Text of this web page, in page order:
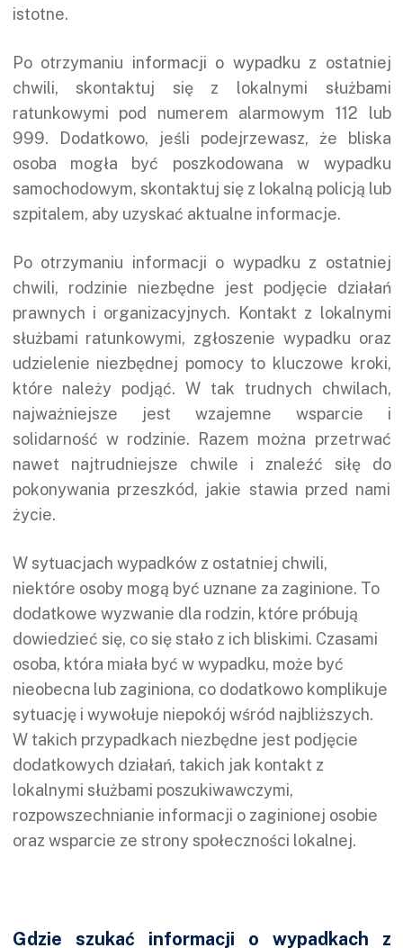
istotne.
Po otrzymaniu informacji o wypadku z ostatniej
chwili, skontaktuj się z lokalnymi służbami
ratunkowymi pod numerem alarmowym 112 lub
999. Dodatkowo, jeśli podejrzewasz, że bliska
osoba mogła być poszkodowana w wypadku
samochodowym, skontaktuj się z lokalną policją lub
szpitalem, aby uzyskać aktualne informacje.
Po otrzymaniu informacji o wypadku z ostatniej
chwili, rodzinie niezbędne jest podjęcie działań
prawnych i organizacyjnych. Kontakt z lokalnymi
służbami ratunkowymi, zgłoszenie wypadku oraz
udzielenie niezbędnej pomocy to kluczowe kroki,
które należy podjąć. W tak trudnych chwilach,
najważniejsze jest wzajemne wsparcie i
solidarność w rodzinie. Razem można przetrwać
nawet najtrudniejsze chwile i znaleźć siłę do
pokonywania przeszkód, jakie stawia przed nami
życie.
W sytuacjach wypadków z ostatniej chwili,
niektóre osoby mogą być uznane za zaginione. To
dodatkowe wyzwanie dla rodzin, które próbują
dowiedzieć się, co się stało z ich bliskimi. Czasami
osoba, która miała być w wypadku, może być
nieobecna lub zaginiona, co dodatkowo komplikuje
sytuację i wywołuje niepokój wśród najbliższych.
W takich przypadkach niezbędne jest podjęcie
dodatkowych działań, takich jak kontakt z
lokalnymi służbami poszukiwawczymi,
rozpowszechnianie informacji o zaginionej osobie
oraz wsparcie ze strony społeczności lokalnej.
Gdzie szukać informacji o wypadkach z